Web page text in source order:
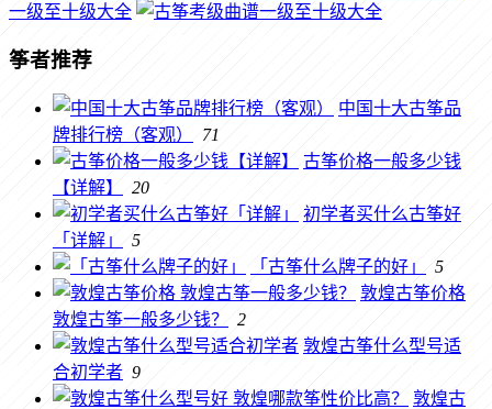
一级至十级大全
筝者推荐
中国十大古筝品
牌排行榜（客观）
71
古筝价格一般多少钱
【详解】
20
初学者买什么古筝好
「详解」
5
「古筝什么牌子的好」
5
敦煌古筝价格
敦煌古筝一般多少钱？
2
敦煌古筝什么型号适
合初学者 9
敦煌古